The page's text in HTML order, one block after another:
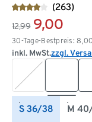
(263)
12,99 9,00
30-Tage-Bestpreis: 8,00
inkl. MwSt.zzgl.
S 36/38 M